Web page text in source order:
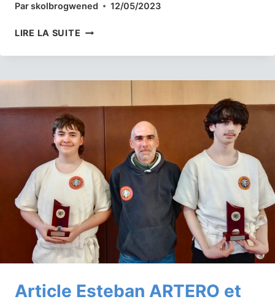
Parskolbrogwened 12/05/2023
LIRE LA SUITE DIWEN
REPORTE
CADETS
(2022)
Article Esteban ARTERO et